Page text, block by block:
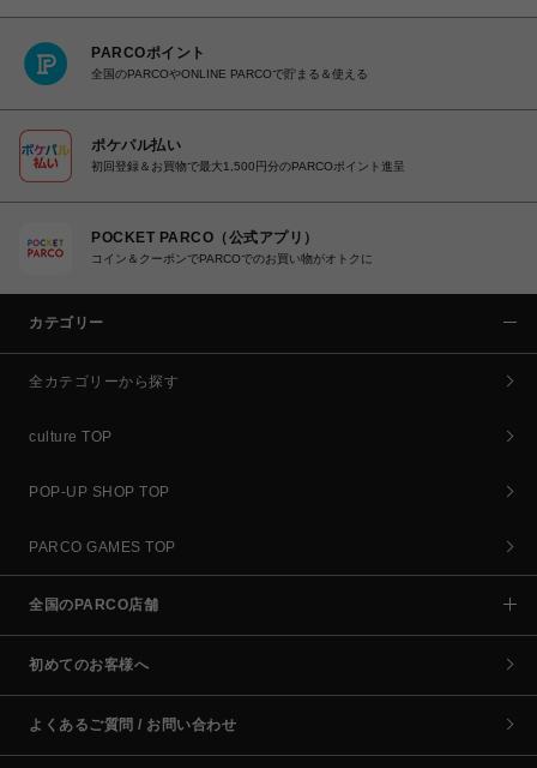
PARCOポイント
全国のPARCOやONLINE PARCOで貯まる＆使える
ポケパル払い
初回登録＆お買物で最大1,500円分のPARCOポイント進呈
POCKET PARCO（公式アプリ）
コイン＆クーポンでPARCOでのお買い物がオトクに
カテゴリー
全カテゴリーから探す
culture TOP
POP-UP SHOP TOP
PARCO GAMES TOP
全国のPARCO店舗
初めてのお客様へ
よくあるご質問 / お問い合わせ